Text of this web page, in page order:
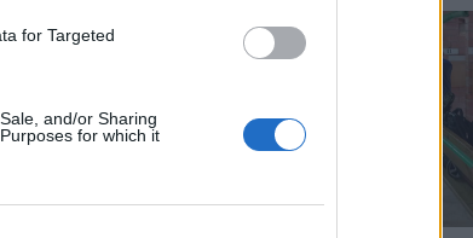
for Targeted
and/or Sharing
for which it